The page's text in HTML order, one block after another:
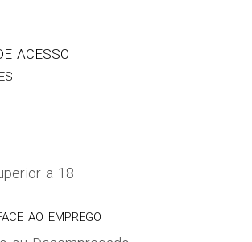
ACESSO
a 18
AO EMPREGO